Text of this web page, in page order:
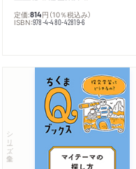
定価:814円 （10％税込み）
ISBN:978-4-480-42819-6
シリーズ・全集